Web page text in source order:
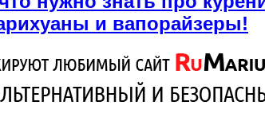
и вапорайзеры!